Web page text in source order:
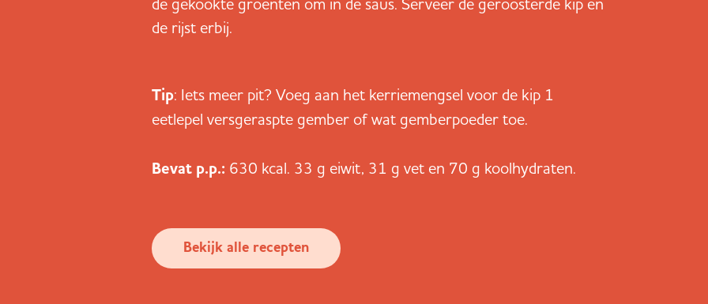
de rijst erbij.
Tip: Iets meer pit? Voeg aan het kerriemengsel voor de kip 1
eetlepel versgeraspte gember of wat gemberpoeder toe.
Bevat p.p.: 630 kcal. 33 g eiwit, 31 g vet en 70 g koolhydraten.
Bekijk alle recepten